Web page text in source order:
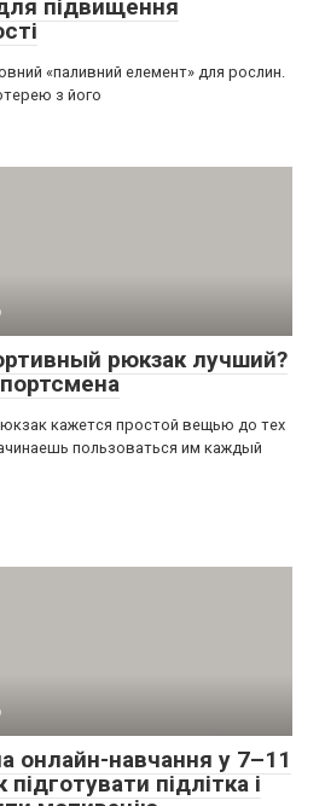
підвищення
«паливний елемент» для рослин.
з його
рюкзак лучший?
кажется простой вещью до тех
пользоваться им каждый
онлайн-навчання у 7–11
підготувати підлітка і